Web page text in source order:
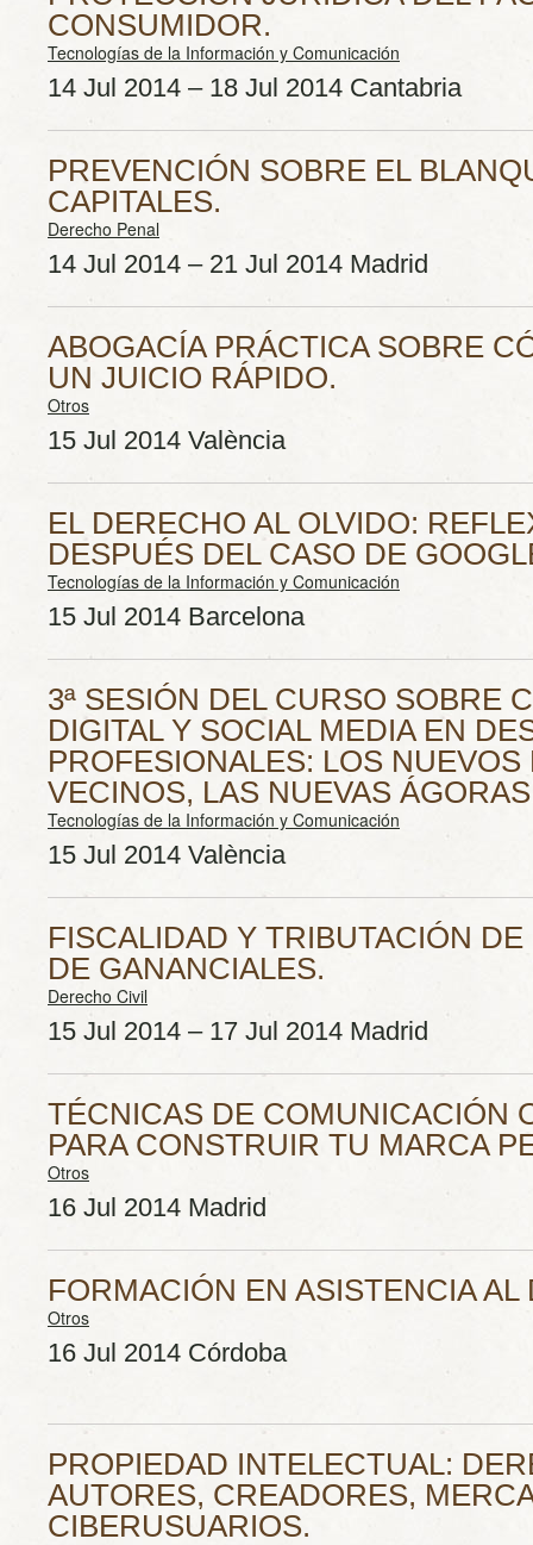
CONSUMIDOR.
Tecnologías de la Información y Comunicación
14 Jul 2014 – 18 Jul 2014 Cantabria
PREVENCIÓN SOBRE EL
CAPITALES.
Derecho Penal
14 Jul 2014 – 21 Jul 2014 Madrid
ABOGACÍA PRÁCTICA SOBRE
UN JUICIO RÁPIDO.
Otros
15 Jul 2014 València
EL DERECHO AL OLVIDO:
DESPUÉS DEL CASO DE
Tecnologías de la Información y Comunicación
15 Jul 2014 Barcelona
3ª SESIÓN DEL CURSO SOBRE
DIGITAL Y SOCIAL MEDIA EN
PROFESIONALES: LOS NUEVOS
VECINOS, LAS NUEVAS
Tecnologías de la Información y Comunicación
15 Jul 2014 València
FISCALIDAD Y TRIBUTACIÓN
DE GANANCIALES.
Derecho Civil
15 Jul 2014 – 17 Jul 2014 Madrid
TÉCNICAS DE COMUNICACIÓN
PARA CONSTRUIR TU MARCA
Otros
16 Jul 2014 Madrid
FORMACIÓN EN ASISTENCIA AL
Otros
16 Jul 2014 Córdoba
PROPIEDAD INTELECTUAL:
AUTORES, CREADORES,
CIBERUSUARIOS.